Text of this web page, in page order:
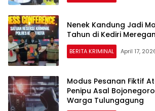
Nenek Kandung Jadi
Tahun di Kediri
BERITA KRIMINAL April 17,
Modus Pesanan Fiktif
Penipu Asal
Warga Tulungagung